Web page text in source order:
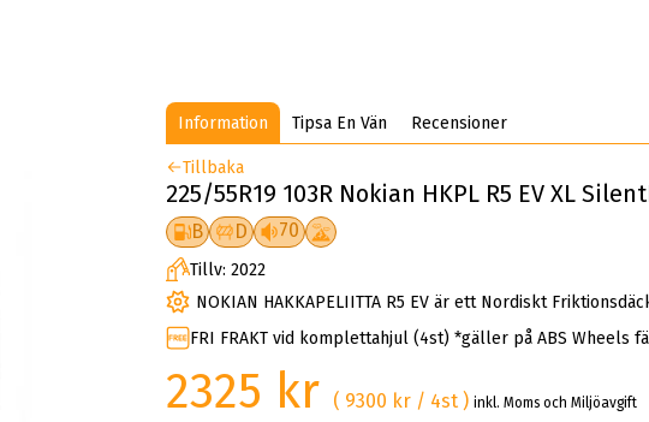
Information Tipsa En Vän Recensioner
Tillbaka
225/55R19 103R Nokian HKPL R5 EV XL
B D 70
Tillv: 2022
NOKIAN HAKKAPELIITTA R5 EV är ett Nordiskt
FRI FRAKT vid komplettahjul (4st) *gäller på ABS Wheels
2325 kr ( 9300 kr / 4st )inkl. Moms och Miljöavgift